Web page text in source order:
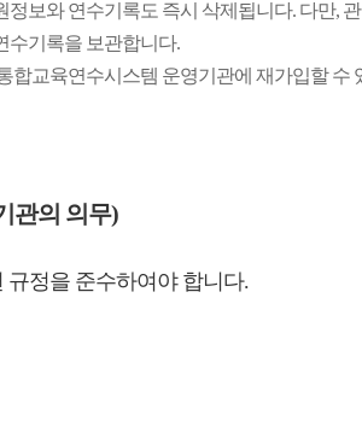
보와 연수기록도 즉시 삭제됩니다. 다만,
수기록을 보관합니다.
교육연수시스템 운영기관에 재가입할 수
관의 의무)
정을 준수하여야 합니다.